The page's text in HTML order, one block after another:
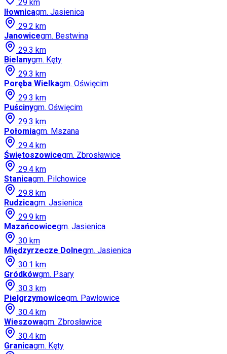
29 km
Iłownicagm. Jasienica
29.2 km
Janowicegm. Bestwina
29.3 km
Bielanygm. Kęty
29.3 km
Poręba Wielkagm. Oświęcim
29.3 km
Puścinygm. Oświęcim
29.3 km
Połomiagm. Mszana
29.4 km
Świętoszowicegm. Zbrosławice
29.4 km
Stanicagm. Pilchowice
29.8 km
Rudzicagm. Jasienica
29.9 km
Mazańcowicegm. Jasienica
30 km
Międzyrzecze Dolnegm. Jasienica
30.1 km
Gródkówgm. Psary
30.3 km
Pielgrzymowicegm. Pawłowice
30.4 km
Wieszowagm. Zbrosławice
30.4 km
Granicagm. Kęty